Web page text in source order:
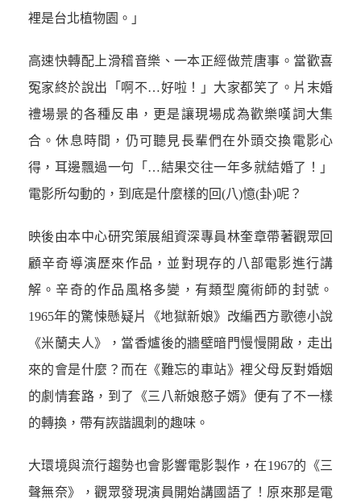
裡是台北植物園。」
高速快轉配上滑稽音樂、一本正經做荒唐事。當歡喜
冤家終於說出「啊不…好啦！」大家都笑了。片末婚
禮場景的各種反串，更是讓現場成為歡樂嘆詞大集
合。休息時間，仍可聽見長輩們在外頭交換電影心
得，耳邊飄過一句「…結果交往一年多就結婚了！」
電影所勾動的，到底是什麼樣的回(八)憶(卦)呢？
映後由本中心研究策展組資深專員林奎章帶著觀眾回
顧辛奇導演歷來作品，並對現存的八部電影進行講
解。辛奇的作品風格多變，有類型魔術師的封號。
1965年的驚悚懸疑片《地獄新娘》改編西方歌德小說
《米蘭夫人》，當香爐後的牆壁暗門慢慢開啟，走出
來的會是什麼？而在《難忘的車站》裡父母反對婚姻
的劇情套路，到了《三八新娘憨子婿》便有了不一樣
的轉換，帶有詼諧諷刺的趣味。
大環境與流行趨勢也會影響電影製作，在1967的《三
聲無奈》，觀眾發現演員開始講國語了！原來那是電